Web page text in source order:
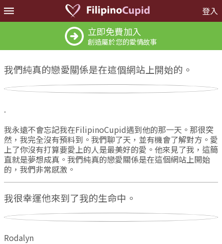
登入
立即免費加入
創造屬於您的愛情故事
我們純真的戀愛關係是在這個網站上開始的。
.
我永遠不會忘記我在FilipinoCupid遇到他的那一天。那很突
然，我完全沒有預料到。我們聊了天，並有機會了解對方。愛
上了你沒有打算要愛上的人是最美好的愛。他來見了我，這簡
直就是夢想成真。我們純真的戀愛關係是在這個網站上開始
的，我們非常感激。
我很幸運他來到了我的生命中。
Rodalyn